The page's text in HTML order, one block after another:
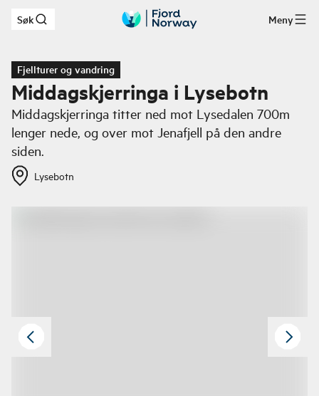
Hopp til hovedinnhold
Søk Meny
Fjellturer og vandring
Middagskjerringa i Lysebotn
Middagskjerringa titter ned mot Lysedalen 700m
lenger nede, og over mot Jenafjell på den andre
siden.
Lysebotn